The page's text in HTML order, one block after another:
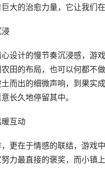
大的治愈力量，它让我们
设计的慢节奏沉浸感，游
田的布局，也可以何都不
而出的细微声响，到果实
长久地停留其中。
互动
更在于情感的联结，游戏
力最直接的褒奖，而小镇